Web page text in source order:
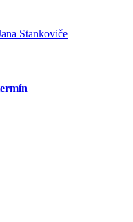
Stankoviče